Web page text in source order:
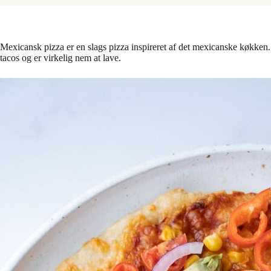
Mexicansk pizza er en slags pizza inspireret af det mexicanske
tacos og er virkelig nem at lave.